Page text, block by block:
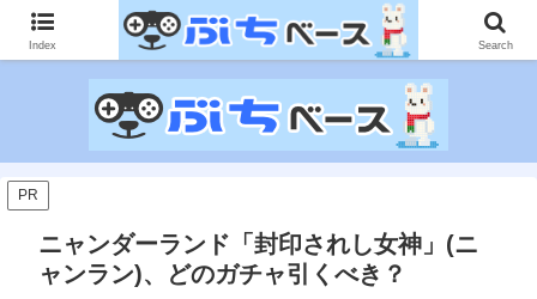
ゲームに課金して得た情報をゲーム記事に仕上げて、収益以上の課金をする無
限機関サイトです。
PR
ニャンダーランド「封印されし女神」(ニ
ャンラン)、どのガチャ引くべき？
Index Search